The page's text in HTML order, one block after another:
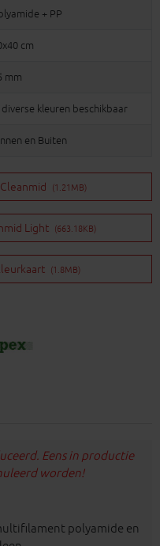
+ PP
cm
mm
diverse kleuren beschikbaar
en Buiten
(1.21MB)
Light (663.18KB)
(1.8MB)
Eens in productie
worden!
polyamide en